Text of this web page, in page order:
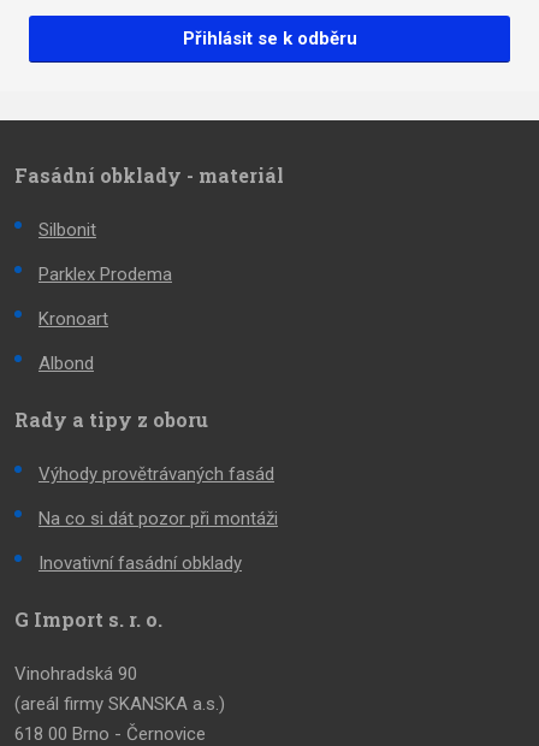
Přihlásit se k odběru
Fasádní obklady - materiál
Silbonit
Parklex Prodema
Kronoart
Albond
Rady a tipy z oboru
Výhody provětrávaných fasád
Na co si dát pozor při montáži
Inovativní fasádní obklady
G Import s. r. o.
Vinohradská 90
(areál firmy SKANSKA a.s.)
618 00 Brno - Černovice